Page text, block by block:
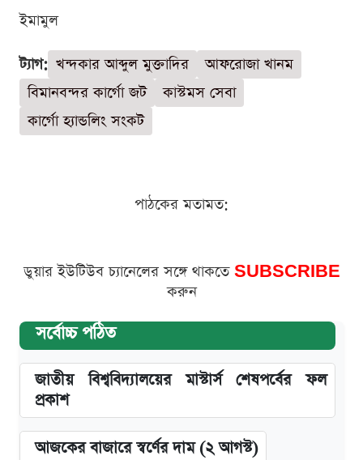
ইমামুল
ট্যাগ: খন্দকার আব্দুল মুক্তাদির
আফরোজা খানম
বিমানবন্দর কার্গো জট
কাস্টমস সেবা
কার্গো হ্যান্ডলিং সংকট
পাঠকের মতামত:
ডুয়ার ইউটিউব চ্যানেলের সঙ্গে থাকতে SUBSCRIBE
করুন
সর্বোচ্চ পঠিত
জাতীয় বিশ্ববিদ্যালয়ের মাস্টার্স শেষপর্বের ফল
প্রকাশ
আজকের বাজারে স্বর্ণের দাম (২ আগস্ট)